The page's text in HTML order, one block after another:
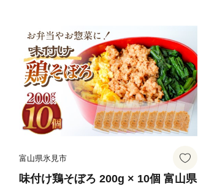
富山県氷見市
味付け鶏そぼろ 200g × 10個 富山県